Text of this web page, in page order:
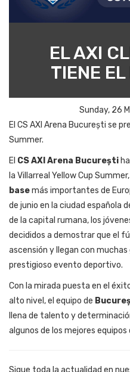
EL AXI
TIENE
Sunday, 26
El CS AXI Arena București se
Summer.
El CS AXI Arena București
la Villarreal Yellow Cup
basemás importantes de
de junio en la ciudad española
de la capital rumana, los
decididos a demostrar que el
ascensión y llegan con
prestigioso evento deportivo.
Con la mirada puesta en el
alto nivel, el equipo de
llena de talento y
algunos de los mejores
Sigue toda la actualidad en